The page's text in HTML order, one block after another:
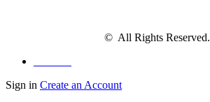
© All Rights Reserved.
Sign in Create an Account